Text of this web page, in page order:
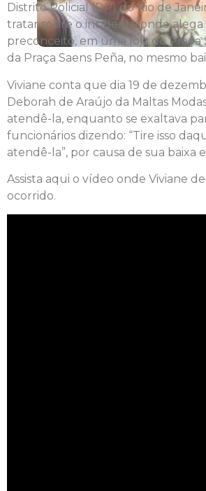
Distrito Policial (DP) do Rio de
tratar sobre o incidente onde
preconceito, em uma loja do
da Praça Saens Peña, no mesmo
Viviane conta que dia 19 de
Deborah de Araújo da Maltas
atendê-la, enquanto se exaltava
funcionários dizendo: “Tire isso
atendê-la”, por causa de sua baixa
Assista aqui o vídeo onde Viviane
ocorrido.